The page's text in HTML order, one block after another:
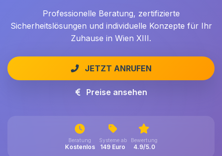
Professionelle Beratung, zertifizierte
Sicherheitslösungen und individuelle Konzepte für Ihr
Zuhause in Wien XIII.
JETZT ANRUFEN
Preise ansehen
Beratung
Kostenlos
Systeme ab
149 Euro
Bewertung
4.9/5.0